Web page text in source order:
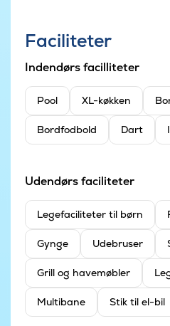
Faciliteter
Indendørs facilliteter
Pool XL-køkken
Bordfodbold Dart
Udendørs faciliteter
Legefaciliteter til børn
Gynge Udebruser
Grill og havemøbler
Multibane Stik til el-bil